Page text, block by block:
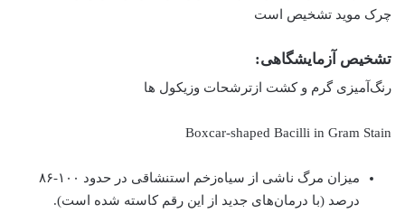
چرک موید تشخیص است
تشخیص آزمایشگاهی:
رنگ‌آمیزی گرم و کشت ازترشحات وزیکول ها
Boxcar-shaped Bacilli in Gram Stain
میزان مرگ ناشی از سیاه‌زخم استنشاقی در حدود ۱۰۰-۸۶
درصد (با درمان‌های جدید از این رقم کاسته شده است).